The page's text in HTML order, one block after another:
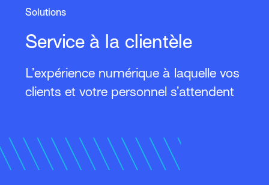
Solutions
Service à la clientèle
L’expérience numérique à laquelle vos
clients et votre personnel s’attendent